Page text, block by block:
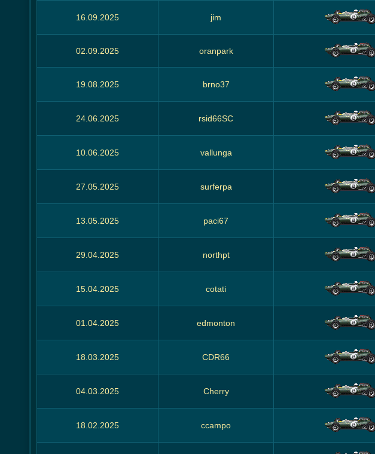
16.09.2025 jim
02.09.2025 oranpark
19.08.2025 brno37
24.06.2025 rsid66SC
10.06.2025 vallunga
27.05.2025 surferpa
13.05.2025 paci67
29.04.2025 northpt
15.04.2025 cotati
01.04.2025 edmonton
18.03.2025 CDR66
04.03.2025 Cherry
18.02.2025 ccampo